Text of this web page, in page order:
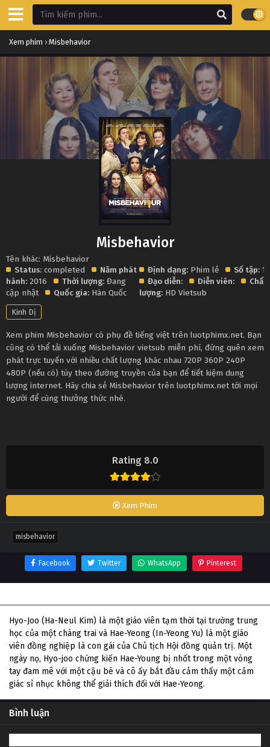
Xem phim › Misbehavior
Rating 8.0
Xem Phim
Misbehavior
Tên khác: Misbehavior
Status: completed
Năm phát
hành: 2016 Thời lượng: Đang
cập nhật
Quốc gia: Hàn Quốc
Định dạng: Phim lẻ Số tập: 1
Đạo diễn:
Diễn viên:
Chất
lượng: HD Vietsub
Kinh Dị
Xem phim Misbehavior có phụ đề tiếng việt trên luotphimx.net. Bạn
cũng có thể tải xuống Misbehavior vietsub miễn phí, đừng quên xem
phát trực tuyến với nhiều chất lượng khác nhau 720P 360P 240P
480P (nếu có) tùy theo đường truyền của bạn để tiết kiệm dung
lượng internet. Hãy chia sẻ Misbehavior trên luotphimx.net tới mọi
người để cùng thưởng thức nhé.
misbehavior
Facebook Twitter WhatsApp Pinterest
Hyo-Joo (Ha-Neul Kim) là một giáo viên tạm thời tại trường trung
học của một chàng trai và Hae-Yeong (In-Yeong Yu) là một giáo
viên đồng nghiệp là con gái của Chủ tịch Hội đồng quản trị. Một
ngày nọ, Hyo-joo chứng kiến Hae-Young bị nhốt trong một vòng
tay đam mê với một cậu bé và cô ấy bắt đầu cảm thấy một cảm
giác sỉ nhục không thể giải thích đối với Hae-Yeong.
Bình luận